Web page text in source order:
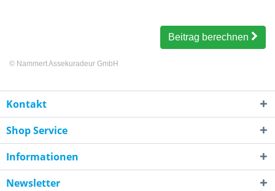
Beitrag berechnen
© Nammert Assekuradeur GmbH
Kontakt
Shop Service
Informationen
Newsletter